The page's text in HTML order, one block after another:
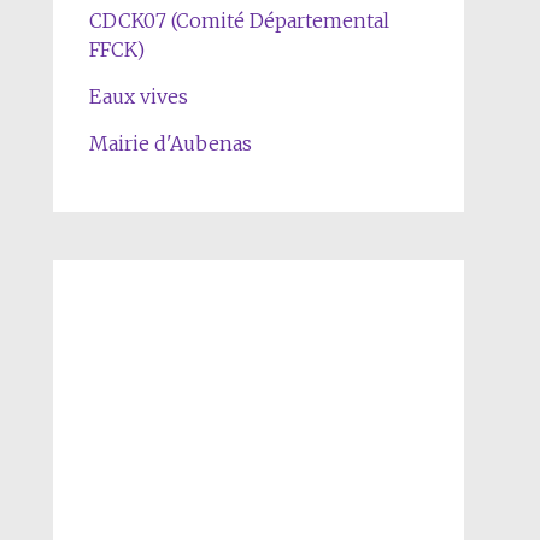
CDCK07 (Comité Départemental
FFCK)
Eaux vives
Mairie d'Aubenas